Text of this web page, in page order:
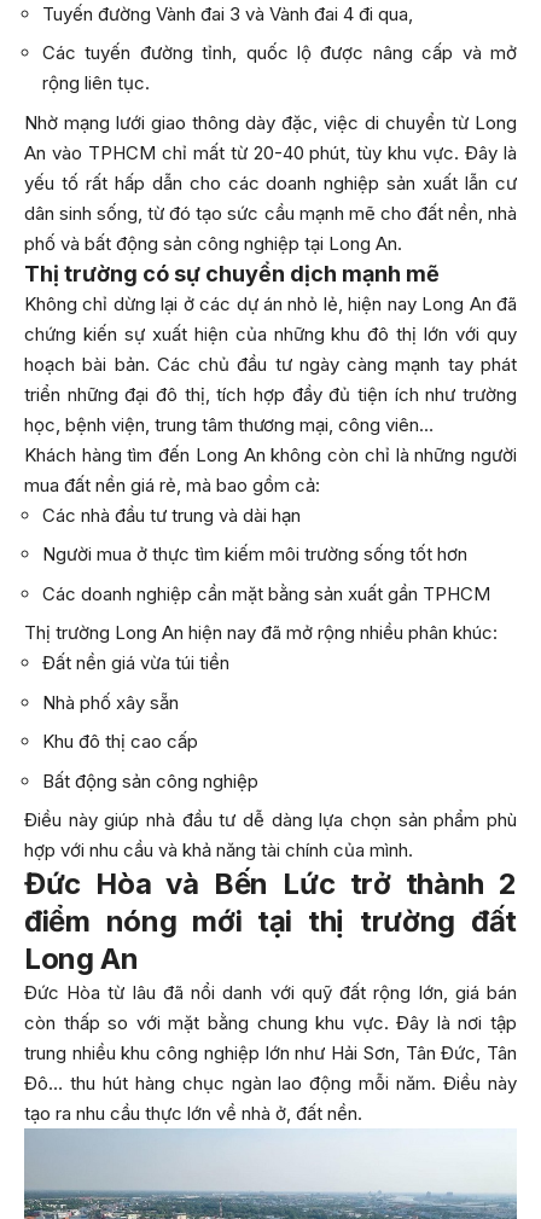
Tuyến đường Vành đai 3 và Vành đai 4 đi qua,
Các tuyến đường tỉnh, quốc lộ được nâng cấp và mở
rộng liên tục.
Nhờ mạng lưới giao thông dày đặc, việc di chuyển từ Long
An vào TPHCM chỉ mất từ 20-40 phút, tùy khu vực. Đây là
yếu tố rất hấp dẫn cho các doanh nghiệp sản xuất lẫn cư
dân sinh sống, từ đó tạo sức cầu mạnh mẽ cho đất nền, nhà
phố và bất động sản công nghiệp tại Long An.
Thị trường có sự chuyển dịch mạnh mẽ
Không chỉ dừng lại ở các dự án nhỏ lẻ, hiện nay Long An đã
chứng kiến sự xuất hiện của những khu đô thị lớn với quy
hoạch bài bản. Các chủ đầu tư ngày càng mạnh tay phát
triển những đại đô thị, tích hợp đầy đủ tiện ích như trường
học, bệnh viện, trung tâm thương mại, công viên…
Khách hàng tìm đến Long An không còn chỉ là những người
mua đất nền giá rẻ, mà bao gồm cả:
Các nhà đầu tư trung và dài hạn
Người mua ở thực tìm kiếm môi trường sống tốt hơn
Các doanh nghiệp cần mặt bằng sản xuất gần TPHCM
Thị trường Long An hiện nay đã mở rộng nhiều phân khúc:
Đất nền giá vừa túi tiền
Nhà phố xây sẵn
Khu đô thị cao cấp
Bất động sản công nghiệp
Điều này giúp nhà đầu tư dễ dàng lựa chọn sản phẩm phù
hợp với nhu cầu và khả năng tài chính của mình.
Đức Hòa và Bến Lức trở thành 2
điểm nóng mới tại thị trường đất
Long An
Đức Hòa từ lâu đã nổi danh với quỹ đất rộng lớn, giá bán
còn thấp so với mặt bằng chung khu vực. Đây là nơi tập
trung nhiều khu công nghiệp lớn như Hải Sơn, Tân Đức, Tân
Đô… thu hút hàng chục ngàn lao động mỗi năm. Điều này
tạo ra nhu cầu thực lớn về nhà ở, đất nền.